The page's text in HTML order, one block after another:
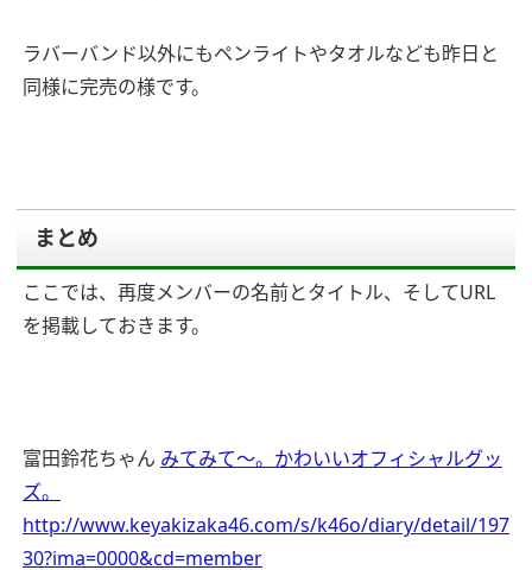
ラバーバンド以外にもペンライトやタオルなども昨日と
同様に完売の様です。
まとめ
ここでは、再度メンバーの名前とタイトル、そしてURL
を掲載しておきます。
富田鈴花ちゃん みてみて〜。かわいいオフィシャルグッ
ズ。
http://www.keyakizaka46.com/s/k46o/diary/detail/197
30?ima=0000&cd=member